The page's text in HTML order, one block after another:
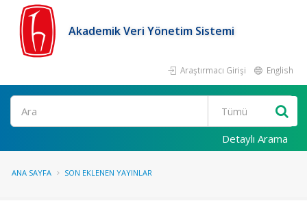
Akademik Veri Yönetim Sistemi
Araştırmacı Girişi English
Ara
Detaylı Arama
ANA SAYFA SON EKLENEN YAYINLAR